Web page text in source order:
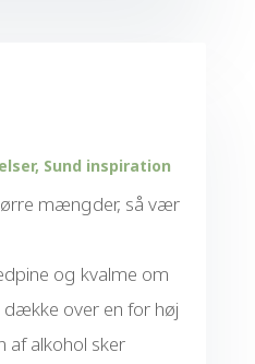
, Sund inspiration
mængder, så vær
og kvalme om
over en for høj
af alkohol sker